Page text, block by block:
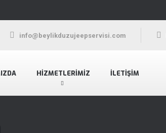
HIZMETLERIMIZ İLETIŞIM
info@beylikduzujeepservisi.com